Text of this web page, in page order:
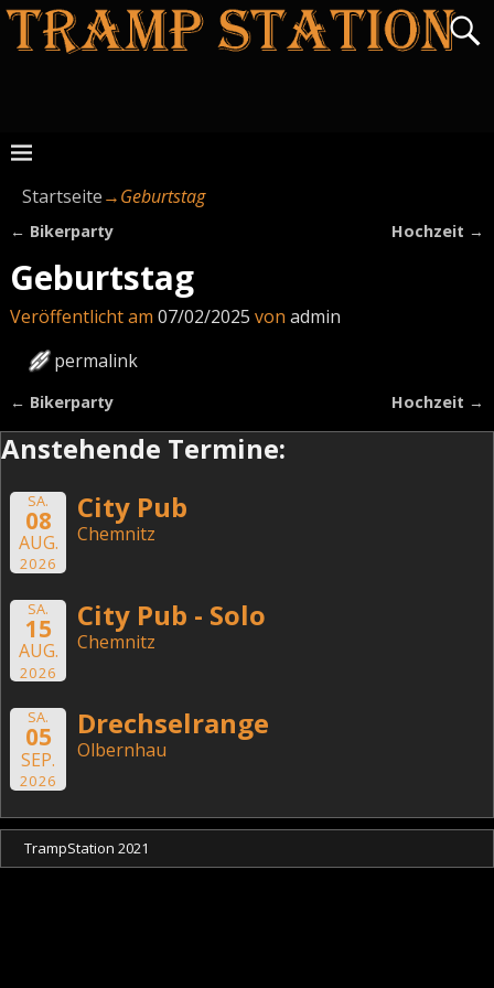
Startseite→Geburtstag
← Bikerparty Hochzeit →
Geburtstag
Veröffentlicht am 07/02/2025 von admin
permalink
Artikelnavigation
← Bikerparty Hochzeit →
Anstehende Termine:
SA.
08
AUG.
2026
City Pub
Chemnitz
SA.
15
AUG.
2026
City Pub - Solo
Chemnitz
SA.
05
SEP.
2026
Drechselrange
Olbernhau
TrampStation 2021